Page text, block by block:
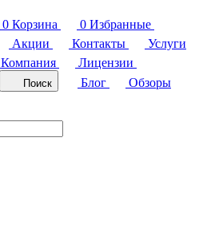
0 Корзина 0 Избранные
Акции Контакты
Услуги
Компания
Лицензии
Поиск Блог
Обзоры